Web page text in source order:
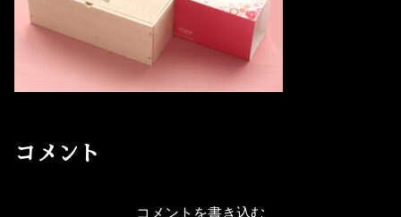
コメント
コメントを書き込む